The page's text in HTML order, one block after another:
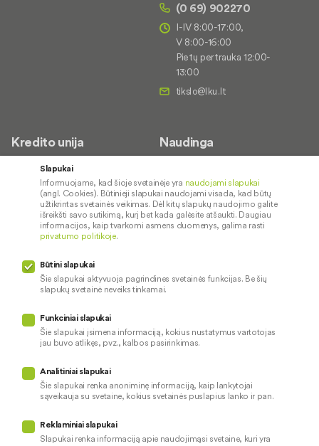
(0 69) 902270
I-IV 8:00-17:00,
V 8:00-16:00
Pietų pertrauka 12:00-
13:00
Kredito unija
Apie mus
Kontaktai
Karjera
Socialinė atsakomybė
Naudinga
Palūkanų normos
Paslaugų teikimo sąlygos ir
įkainiai
Pranešėjų apsauga
Privatumo politika
Naudojami slapukai
Pinigų plovimo prevencija
Skundų nagrinėjimas
Prieinamumo pareiškimas
Slapukai
Informuojame, kad šioje svetainėje yra naudojami slapukai
(angl. Cookies). Būtinieji slapukai naudojami visada, kad būtų
užtikrintas svetainės veikimas. Dėl kitų slapukų naudojimo galite
išreikšti savo sutikimą, kurį bet kada galėsite atšaukti. Daugiau
informacijos, kaip tvarkomi asmens duomenys, galima rasti
privatumo politikoje.
Būtini slapukai
Šie slapukai aktyvuoja pagrindines svetainės funkcijas. Be šių
slapukų svetainė neveiks tinkamai.
Funkciniai slapukai
Šie slapukai įsimena informaciją, kokius nustatymus vartotojas
jau buvo atlikęs, pvz., kalbos pasirinkimas.
Analitiniai slapukai
Šie slapukai renka anoniminę informaciją, kaip lankytojai
sąveikauja su svetaine, kokius svetainės puslapius lanko ir pan.
Reklaminiai slapukai
Slapukai renka informaciją apie naudojimąsi svetaine, kuri yra